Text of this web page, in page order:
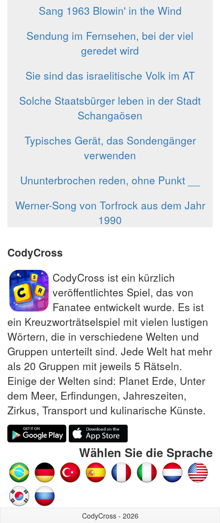
Sang 1963 Blowin' in the Wind
Sendung im Fernsehen, bei der viel
geredet wird
Sie sind das israelitische Volk im AT
Solche Staatsbürger leben in der Stadt
Schangaösen
Typisches Gerät, das Sondengänger
verwenden
Ununterbrochen reden, ohne Punkt __
Werner-Song von Torfrock aus dem Jahr
1990
CodyCross
CodyCross ist ein kürzlich
veröffentlichtes Spiel, das von
Fanatee entwickelt wurde. Es ist
ein Kreuzworträtselspiel mit vielen lustigen
Wörtern, die in verschiedene Welten und
Gruppen unterteilt sind. Jede Welt hat mehr
als 20 Gruppen mit jeweils 5 Rätseln.
Einige der Welten sind: Planet Erde, Unter
dem Meer, Erfindungen, Jahreszeiten,
Zirkus, Transport und kulinarische Künste.
Wählen Sie die Sprache
CodyCross - 2026